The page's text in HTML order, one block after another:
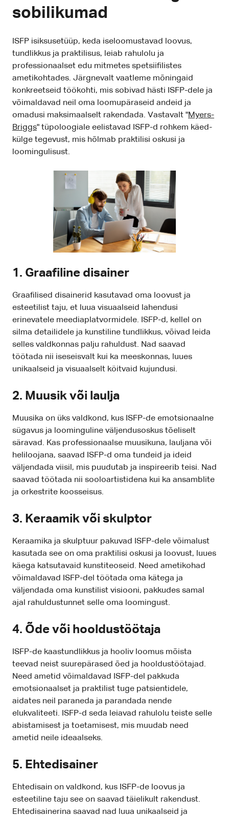
sobilikumad
ISFP isiksusetüüp, keda iseloomustavad loovus,
tundlikkus ja praktilisus, leiab rahulolu ja
professionaalset edu mitmetes spetsiifilistes
ametikohtades. Järgnevalt vaatleme mõningaid
konkreetseid töökohti, mis sobivad hästi ISFP-dele ja
võimaldavad neil oma loomupäraseid andeid ja
omadusi maksimaalselt rakendada. Vastavalt "Myers-
Briggs" tüpoloogiale eelistavad ISFP-d rohkem käed-
külge tegevust, mis hõlmab praktilisi oskusi ja
loomingulisust.
1. Graafiline disainer
Graafilised disainerid kasutavad oma loovust ja
esteetilist taju, et luua visuaalseid lahendusi
erinevatele meediaplatvormidele. ISFP-d, kellel on
silma detailidele ja kunstiline tundlikkus, võivad leida
selles valdkonnas palju rahuldust. Nad saavad
töötada nii iseseisvalt kui ka meeskonnas, luues
unikaalseid ja visuaalselt köitvaid kujundusi.
2. Muusik või laulja
Muusika on üks valdkond, kus ISFP-de emotsionaalne
sügavus ja loominguline väljendusoskus tõeliselt
säravad. Kas professionaalse muusikuna, lauljana või
heliloojana, saavad ISFP-d oma tundeid ja ideid
väljendada viisil, mis puudutab ja inspireerib teisi. Nad
saavad töötada nii sooloartistidena kui ka ansamblite
ja orkestrite koosseisus.
3. Keraamik või skulptor
Keraamika ja skulptuur pakuvad ISFP-dele võimalust
kasutada see on oma praktilisi oskusi ja loovust, luues
käega katsutavaid kunstiteoseid. Need ametikohad
võimaldavad ISFP-del töötada oma kätega ja
väljendada oma kunstilist visiooni, pakkudes samal
ajal rahuldustunnet selle oma loomingust.
4. Õde või hooldustöötaja
ISFP-de kaastundlikkus ja hooliv loomus mõista
teevad neist suurepärased õed ja hooldustöötajad.
Need ametid võimaldavad ISFP-del pakkuda
emotsionaalset ja praktilist tuge patsientidele,
aidates neil paraneda ja parandada nende
elukvaliteeti. ISFP-d seda leiavad rahulolu teiste selle
abistamisest ja toetamisest, mis muudab need
ametid neile ideaalseks.
5. Ehtedisainer
Ehtedisain on valdkond, kus ISFP-de loovus ja
esteetiline taju see on saavad täielikult rakendust.
Ehtedisainerina saavad nad luua unikaalseid ja